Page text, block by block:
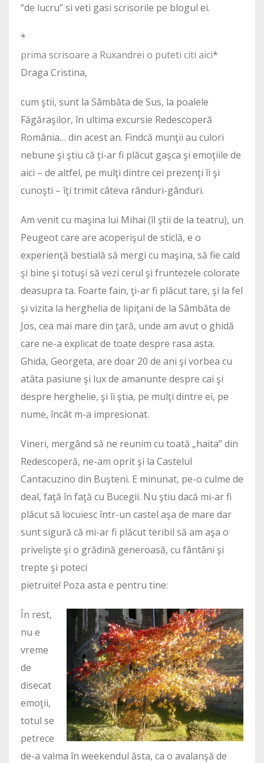
“de lucru” si veti gasi scrisorile pe blogul ei.
*
prima scrisoare a Ruxandrei o puteti citi aici*
Draga Cristina,
cum ştii, sunt la Sâmbăta de Sus, la poalele
Făgăraşilor, în ultima excursie Redescoperă
România… din acest an. Findcă munţii au culori
nebune şi ştiu că ţi-ar fi plăcut gaşca şi emoţiile de
aici – de altfel, pe mulţi dintre cei prezenţi îi şi
cunoşti – îţi trimit câteva rânduri-gânduri.
Am venit cu maşina lui Mihai (îl ştii de la teatru), un
Peugeot care are acoperişul de sticlă, e o
experienţă bestială să mergi cu maşina, să fie cald
şi bine şi totuşi să vezi cerul şi fruntezele colorate
deasupra ta. Foarte fain, ţi-ar fi plăcut tare, şi la fel
şi vizita la herghelia de lipiţani de la Sâmbăta de
Jos, cea mai mare din ţară, unde am avut o ghidă
care ne-a explicat de toate despre rasa asta.
Ghida, Georgeta, are doar 20 de ani şi vorbea cu
atâta pasiune şi lux de amanunte despre cai şi
despre herghelie, şi îi ştia, pe mulţi dintre ei, pe
nume, încât m-a impresionat.
Vineri, mergând să ne reunim cu toată „haita” din
Redescoperă, ne-am oprit şi la Castelul
Cantacuzino din Buşteni. E minunat, pe-o culme de
deal, faţă în faţă cu Bucegii. Nu ştiu dacă mi-ar fi
plăcut să locuiesc într-un castel aşa de mare dar
sunt sigură că mi-ar fi plăcut teribil să am aşa o
privelişte şi o grădină generoasă, cu fântâni şi
trepte şi poteci
pietruite! Poza asta e pentru tine:
În rest,
nu e
vreme
de
disecat
emoţii,
totul se
petrece
de-a valma în weekendul ăsta, ca o avalanşă de